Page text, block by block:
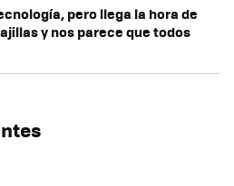
pero llega la hora de
y nos parece que todos